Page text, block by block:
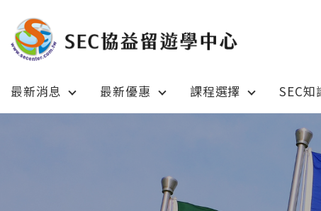
最新消息 最新優惠 課程選擇 SEC知
Latest News
加拿大